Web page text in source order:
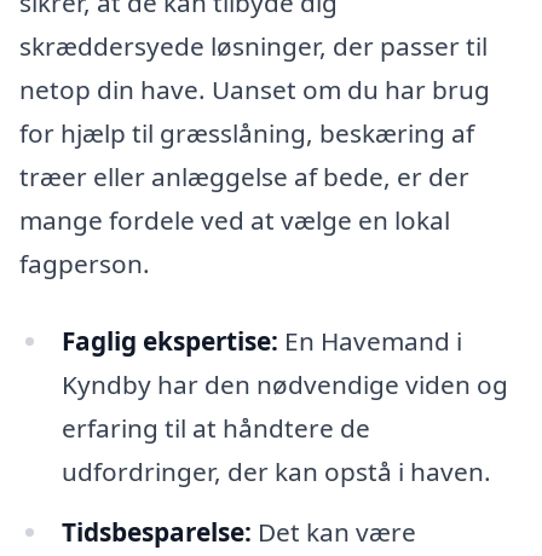
skræddersyede løsninger, der passer til
netop din have. Uanset om du har brug
for hjælp til græsslåning, beskæring af
træer eller anlæggelse af bede, er der
mange fordele ved at vælge en lokal
fagperson.
Faglig ekspertise: En Havemand i
Kyndby har den nødvendige viden og
erfaring til at håndtere de
udfordringer, der kan opstå i haven.
Tidsbesparelse: Det kan være